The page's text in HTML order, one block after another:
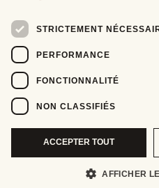
STRICTEMENT
PERFORMANCE
FONCTIONNALITÉ
NON CLASSIFIÉS
ACCEPTER TOUT
AFFICHER